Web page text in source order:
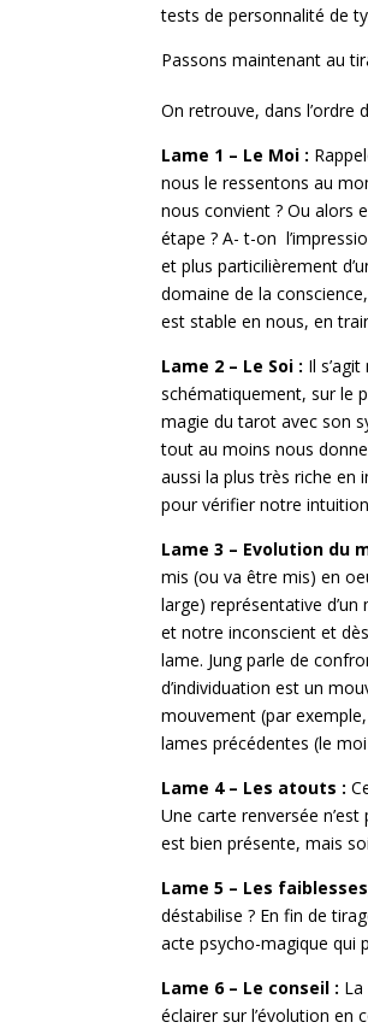
tests de personnalité de
Passons maintenant au
Onretrouve, dans l’ordre
Lame 1 – Le Moi :
nous le ressentons au
nous convient ? Ou alors
étape ? A- t-on
et plus particilièrement
domaine de la
est stable en nous, en
Lame 2 – Le Soi : Il
schématiquement, sur le
magie du tarot avec son
tout au moins nous
aussi la plus très riche en
pour vérifier notre
Lame 3 – Evolution du
mis (ou va être mis) en
large) représentative
et notre inconscient et
lame. Jung parle de
d’individuation est un
mouvement (par
lames précédentes (le
Lame 4 – Les atouts :
Une carte renversée
est bien présente, mais
Lame 5 – Les
déstabilise ? En fin de
acte psycho-magique qui
Lame 6 – Le conseil :
éclairer sur l’évolution en